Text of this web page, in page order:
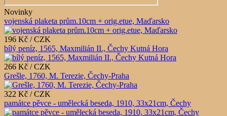
Novinky
vojenská plaketa prům.10cm + orig.etue, Maďarsko
196 Kč / CZK
bílý peníz, 1565, Maxmilián II., Čechy Kutná Hora
266 Kč / CZK
Grešle, 1760, M. Terezie, Čechy-Praha
322 Kč / CZK
památce pěvce - umělecká beseda, 1910, 33x21cm, Čechy